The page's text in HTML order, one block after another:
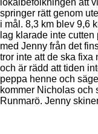
springer rätt genom
i mål. 8,3 km blev 9,6
lag klarade inte
med Jenny från det
tror inte att de ska fixa
och är rädd att tiden
peppa henne och
kommer Nicholas och
Runmarö. Jenny